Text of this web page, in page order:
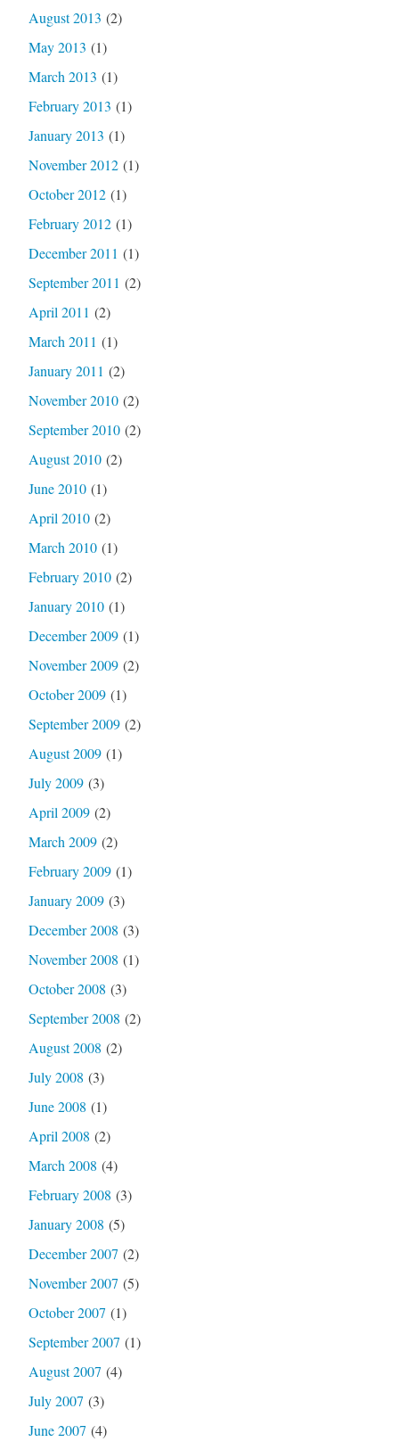
August 2013 (2)
May 2013 (1)
March 2013 (1)
February 2013 (1)
January 2013 (1)
November 2012(1)
October 2012(1)
February 2012(1)
December 2011 (1)
September 2011 (2)
April 2011 (2)
March 2011 (1)
January 2011 (2)
November 2010(2)
September 2010(2)
August 2010(2)
June 2010(1)
April 2010(2)
March 2010(1)
February 2010(2)
January 2010(1)
December 2009(1)
November 2009(2)
October 2009(1)
September 2009(2)
August 2009(1)
July 2009(3)
April 2009(2)
March 2009(2)
February 2009(1)
January 2009(3)
December 2008 (3)
November 2008 (1)
October 2008 (3)
September 2008 (2)
August 2008 (2)
July 2008 (3)
June 2008 (1)
April 2008 (2)
March 2008 (4)
February 2008 (3)
January 2008 (5)
December 2007 (2)
November 2007 (5)
October 2007 (1)
September 2007 (1)
August 2007 (4)
July 2007 (3)
June 2007 (4)